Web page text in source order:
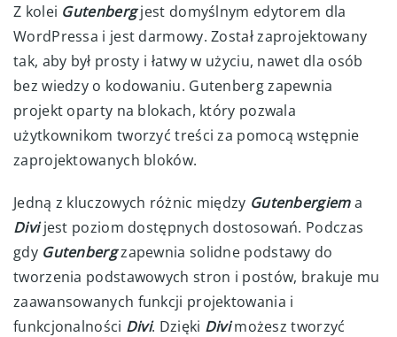
Z kolei Gutenberg jest domyślnym edytorem dla
WordPressa i jest darmowy. Został zaprojektowany
tak, aby był prosty i łatwy w użyciu, nawet dla osób
bez wiedzy o kodowaniu. Gutenberg zapewnia
projekt oparty na blokach, który pozwala
użytkownikom tworzyć treści za pomocą wstępnie
zaprojektowanych bloków.
Jedną z kluczowych różnic między Gutenbergiem a
Divi jest poziom dostępnych dostosowań. Podczas
gdy Gutenbergzapewnia solidne podstawy do
tworzenia podstawowych stron i postów, brakuje mu
zaawansowanych funkcji projektowania i
funkcjonalności Divi. Dzięki Divi możesz tworzyć